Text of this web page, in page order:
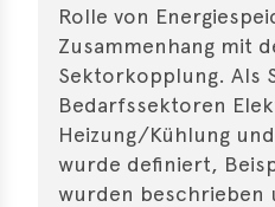
Rolle von
Zusammen­hang mit
Sektorkopplung. Als
Bedarfssektoren
Heizung/Kühlung
wurde definiert,
wurden beschrieben